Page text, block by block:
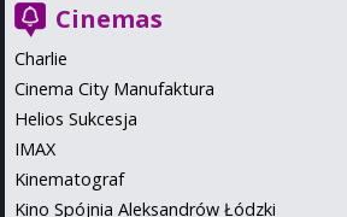
Cinemas
Charlie
Cinema City Manufaktura
Helios Sukcesja
IMAX
Kinematograf
Kino Spójnia Aleksandrów Łódzki